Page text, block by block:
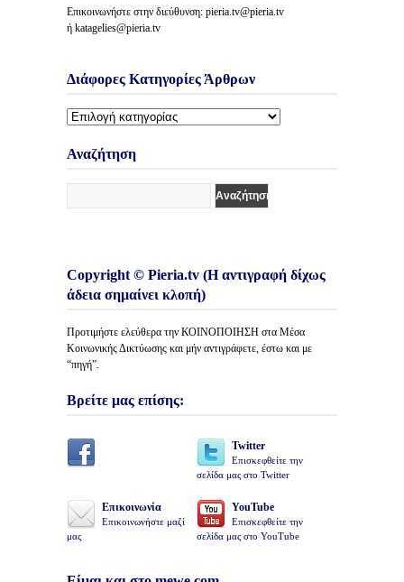
Επικοινωνήστε στην διεύθυνση: pieria.tv@pieria.tv
ή katagelies@pieria.tv
Διάφορες Κατηγορίες Άρθρων
Διάφορες
Άρθρων
Αναζήτηση
Copyright © Pieria.tv (Η αντιγραφή δίχως
άδεια σημαίνει κλοπή)
Προτιμήστε ελεύθερα την ΚΟΙΝΟΠΟΙΗΣΗ στα Μέσα
Κοινωνικής Δικτύωσης και μήν αντιγράφετε, έστω και με
“πηγή”.
Βρείτε μας επίσης:
Twitter
Επισκεφθείτε την
σελίδα μας στο Twitter
Επικοινωνία
Επικοινωνήστε μαζί
μας
YouTube
Επισκεφθείτε την
σελίδα μας στο YouTube